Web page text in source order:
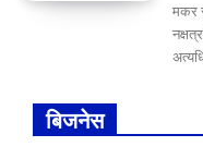
मकर
बिजनेस